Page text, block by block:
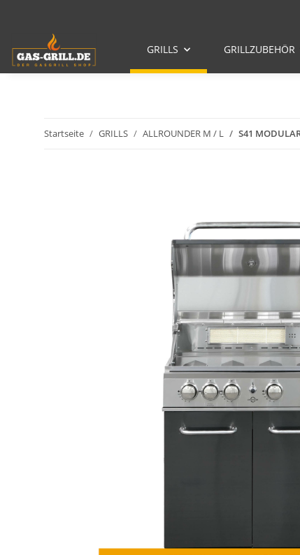
GRILLS GRILLZUBEHÖR
Startseite GRILLS ALLROUNDER M / L S41